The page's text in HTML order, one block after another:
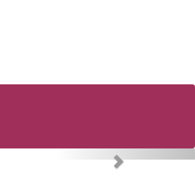
Next